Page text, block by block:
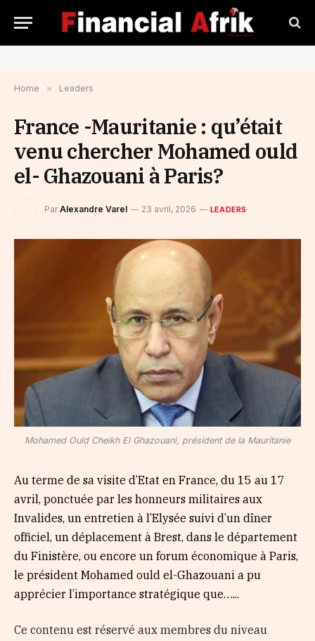
Home » Leaders
France -Mauritanie : qu’était
venu chercher Mohamed ould
el- Ghazouani à Paris?
Par Alexandre Varel 23 avril, 2026 LEADERS
Mohamed Ould Cheikh El Ghazouani, président de la Mauritanie
Au terme de sa visite d’Etat en France, du 15 au 17
avril, ponctuée par les honneurs militaires aux
Invalides, un entretien à l’Elysée suivi d’un dîner
officiel, un déplacement à Brest, dans le département
du Finistère, ou encore un forum économique à Paris,
le président Mohamed ould el-Ghazouani a pu
apprécier l’importance stratégique que…...
Ce contenu est réservé aux membres du niveau